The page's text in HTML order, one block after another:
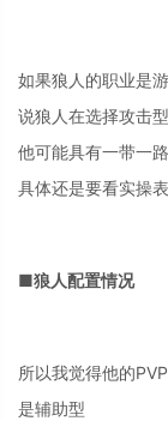
如果狼人的职业是
说狼人在选择攻击
他可能具有一带一
具体还是要看实操表
■狼人配置情况
所以我觉得他的
是辅助型